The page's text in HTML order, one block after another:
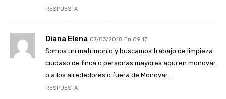
RESPUESTA
Diana Elena 07/03/2018 En 09:17
Somos un matrimonio y buscamos trabajo de limpieza
cuidaso de finca o personas mayores aqui en monovar
o a los alrededores o fuera de Monovar..
RESPUESTA